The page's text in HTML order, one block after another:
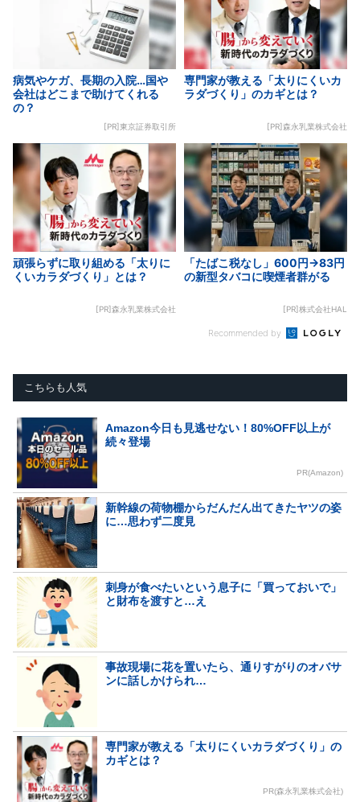
病気やケガ、長期の入院…国や
会社はどこまで助けてくれる
の？
[PR]東京証券取引所
専門家が教える「太りにくいカ
ラダづくり」のカギとは？
[PR]森永乳業株式会社
頑張らずに取り組める「太りに
くいカラダづくり」とは？
[PR]森永乳業株式会社
「たばこ税なし」600円→83円
の新型タバコに喫煙者群がる
[PR]株式会社HAL
Recommended by
こちらも人気
Amazon今日も見逃せない！80%OFF以上が
続々登場
PR(Amazon)
新幹線の荷物棚からだんだん出てきたヤツの姿
に…思わず二度見
刺身が食べたいという息子に「買っておいで」
と財布を渡すと…え
事故現場に花を置いたら、通りすがりのオバサ
ンに話しかけられ…
専門家が教える「太りにくいカラダづくり」の
カギとは？
PR(森永乳業株式会社)